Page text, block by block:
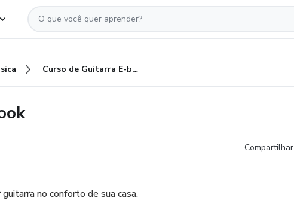
Curso de Guitarra E-book
Compartilhar
no conforto de sua casa.